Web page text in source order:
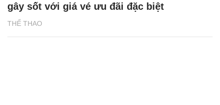
THỂ THAO
gây sốt với giá vé ưu đãi đặc biệt